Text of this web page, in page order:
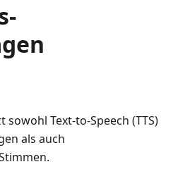
Text-to-Speech (TTS)
als auch